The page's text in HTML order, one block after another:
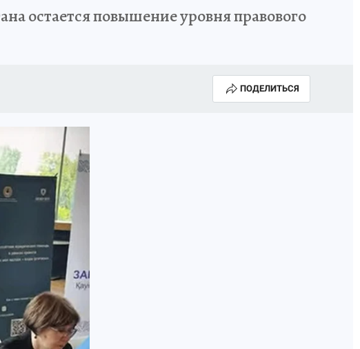
остается повышение уровня правового
ПОДЕЛИТЬСЯ